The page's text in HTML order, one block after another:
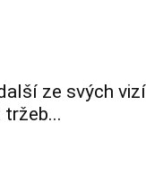
ze svých